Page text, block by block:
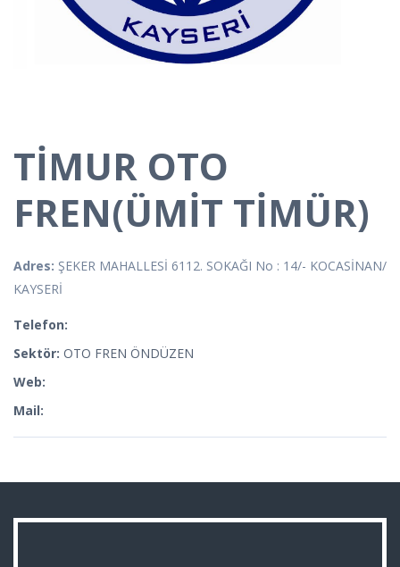
TİMUR OTO
FREN(ÜMİT TİMÜR)
Adres: ŞEKER MAHALLESİ 6112. SOKAĞI No : 14/- KOCASİNAN/
KAYSERİ
Telefon:
Sektör: OTO FREN ÖNDÜZEN
Web:
Mail: